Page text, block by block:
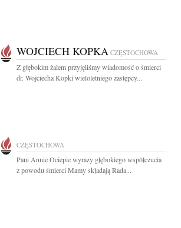
WOJCIECH KOPKA CZĘSTOCHOWA
Z głębokim żalem przyjęliśmy wiadomość o śmierci
dr. Wojciecha Kopki wieloletniego zastępcy...
CZĘSTOCHOWA
Pani Annie Ociepie wyrazy głębokiego współczucia
z powodu śmierci Mamy składają Rada...